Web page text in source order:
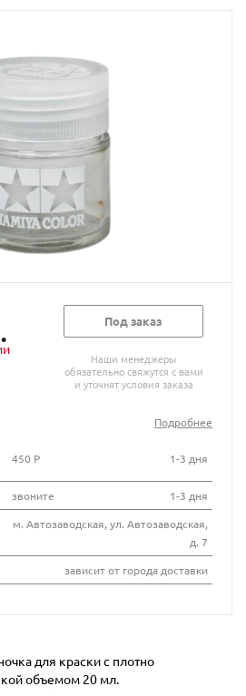
Под заказ
Наши менеджеры
обязательно свяжутся с вами
и уточнят условия заказа
Подробнее
450 Р 1-3 дня
звоните 1-3 дня
м. Автозаводская, ул. Автозаводская,
д. 7
зависит от города доставки
для краски с плотно
объемом 20 мл.